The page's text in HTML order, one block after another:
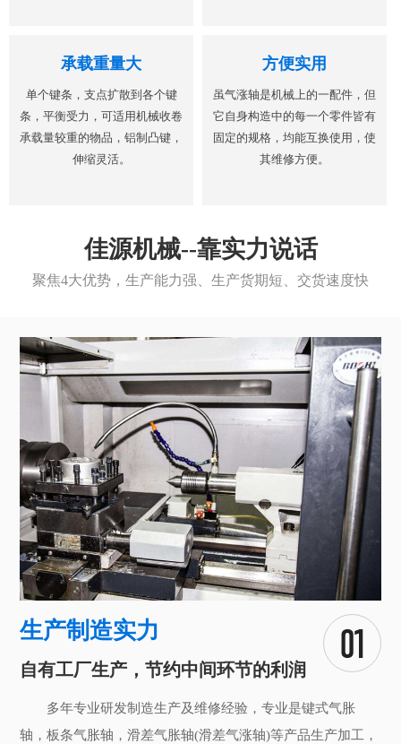
承载重量大
单个键条，支点扩散到各个键
条，平衡受力，可适用机械收卷
承载量较重的物品，铝制凸键，
伸缩灵活。
方便实用
虽气涨轴是机械上的一配件，但
它自身构造中的每一个零件皆有
固定的规格，均能互换使用，使
其维修方便。
佳源机械--靠实力说话
聚焦4大优势，生产能力强、生产货期短、交货速度快
生产制造实力
自有工厂生产，节约中间环节的利润
多年专业研发制造生产及维修经验，专业是键式气胀
轴，板条气胀轴，滑差气胀轴(滑差气涨轴)等产品生产加工，